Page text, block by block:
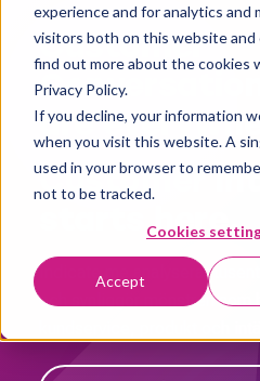
experience and for analytics and
visitors both on this website and
find out more about the cookies
Privacy Policy.
If you decline, your information
when you visit this website. A
used in your browser to
not to be tracked.
Cookies
Accept
Customer
are
Customer
starts here.
Indicate me analyserar
och synliggör mönstren som